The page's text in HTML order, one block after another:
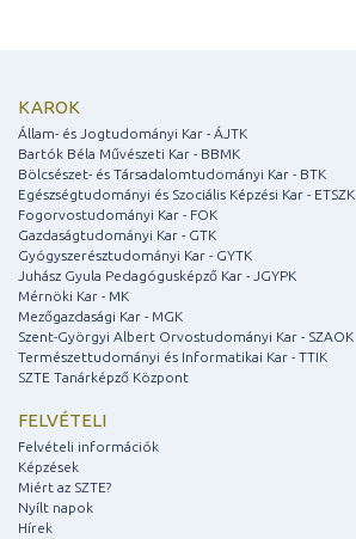
KAROK
Állam- és Jogtudományi Kar - ÁJTK
Bartók Béla Művészeti Kar - BBMK
Bölcsészet- és Társadalomtudományi Kar - BTK
Egészségtudományi és Szociális Képzési Kar - ETSZK
Fogorvostudományi Kar - FOK
Gazdaságtudományi Kar - GTK
Gyógyszerésztudományi Kar - GYTK
Juhász Gyula Pedagógusképző Kar - JGYPK
Mérnöki Kar - MK
Mezőgazdasági Kar - MGK
Szent-Györgyi Albert Orvostudományi Kar - SZAOK
Természettudományi és Informatikai Kar - TTIK
SZTE Tanárképző Központ
FELVÉTELI
Felvételi információk
Képzések
Miért az SZTE?
Nyílt napok
Hírek